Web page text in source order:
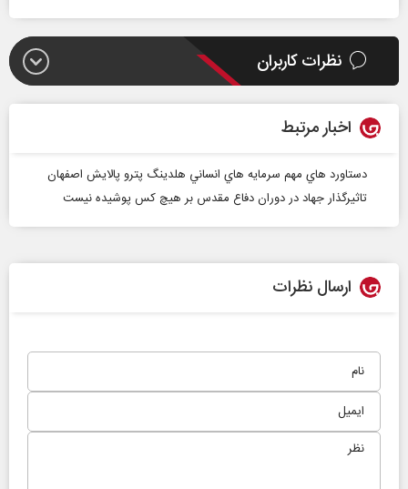
نظرات کاربران
اخبار مرتبط
دستاورد هاي مهم سرمايه هاي انساني هلدينگ پترو پالايش اصفهان
تاثیرگذار جهاد در دوران دفاع مقدس بر هیچ کس پوشیده نیست
ارسال نظرات